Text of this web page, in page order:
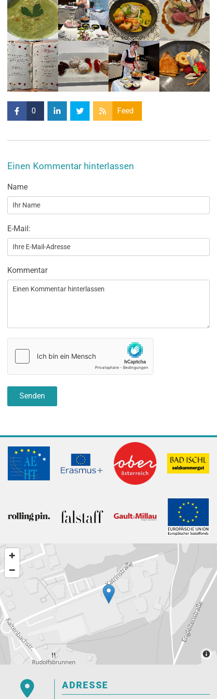
0 Feed
Einen Kommentar hinterlassen
Name
E-Mail:
Kommentar
 ADRESSE